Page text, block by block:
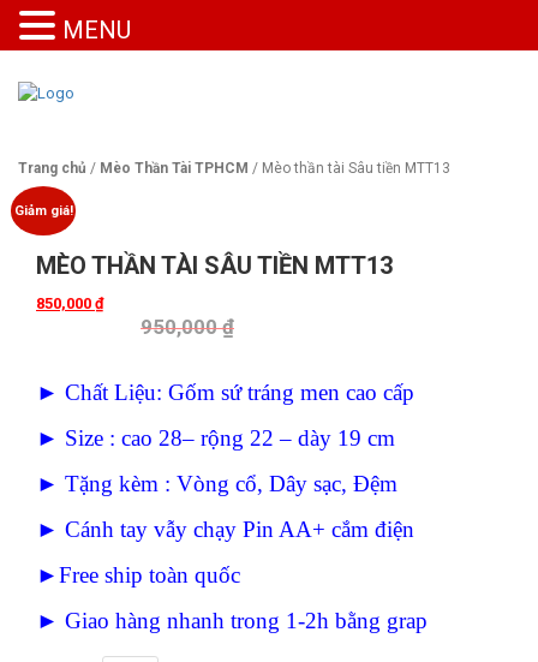
Trang chủ / Mèo Thần Tài TPHCM / Mèo thần tài Sâu tiền MTT13
Giảm giá!
MÈO THẦN TÀI SÂU TIỀN MTT13
950,000₫
850,000 ₫
► Chất Liệu: Gốm sứ tráng men cao cấp
► Size : cao 28– rộng 22 – dày 19 cm
► Tặng kèm : Vòng cổ, Dây sạc, Đệm
► Cánh tay vẫy chạy Pin AA+ cắm điện
►Free ship toàn quốc
► Giao hàng nhanh trong 1-2h bằng grap
MENU